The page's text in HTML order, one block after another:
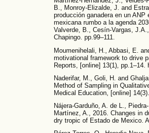
B., Monroy-Elizalde, J. and
producción ganadera en un
mexicana rumbo a la agenda
Valverde, B., Cesín-Vargas,
Chapingo. pp.99–111.
Moumenihelali, H., Abbasi, E.
motivational framework to drive
Reports, [online] 13(1), pp.1–14.
Naderifar, M., Goli, H. and
Method of Sampling in
Medical Education, [online]
Nájera-Garduño, A. de L.,
Martínez, A., 2016. Changes in
dry tropic of Estado de Mexico.